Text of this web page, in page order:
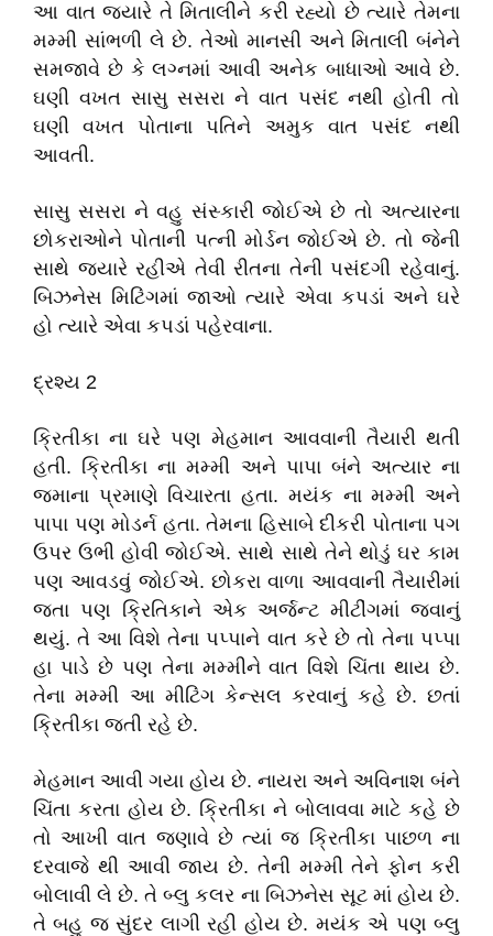
આ વાત જ્યારે તે મિતાલીને કરી રહ્યો છે ત્યારે તેમના
મમ્મી સાંભળી લે છે. તેઓ માનસી અને મિતાલી બંનેને
સમજાવે છે કે લગ્નમાં આવી અનેક બાધાઓ આવે છે.
ઘણી વખત સાસુ સસરા ને વાત પસંદ નથી હોતી તો
ઘણી વખત પોતાના પતિને અમુક વાત પસંદ નથી
આવતી.
સાસુ સસરા ને વહુ સંસ્કારી જોઈએ છે તો અત્યારના
છોકરાઓને પોતાની પત્ની મોર્ડન જોઈએ છે. તો જેની
સાથે જ્યારે રહીએ તેવી રીતના તેની પસંદગી રહેવાનું.
બિઝનેસ મિટિંગમાં જાઓ ત્યારે એવા કપડાં અને ઘરે
હો ત્યારે એવા કપડાં પહેરવાના.
દ્રશ્ય 2
ક્રિતીકા ના ઘરે પણ મેહમાન આવવાની તૈયારી થતી
હતી. ક્રિતીકા ના મમ્મી અને પાપા બંને અત્યાર ના
જમાના પ્રમાણે વિચારતા હતા. મયંક ના મમ્મી અને
પાપા પણ મોડર્ન હતા. તેમના હિસાબે દીકરી પોતાના પગ
ઉપર ઉભી હોવી જોઈએ. સાથે સાથે તેને થોડું ઘર કામ
પણ આવડવું જોઈએ. છોકરા વાળા આવવાની તૈયારીમાં
જતા પણ ક્રિતિકાને એક અર્જન્ટ મીટીંગમાં જવાનું
થયું. તે આ વિશે તેના પપ્પાને વાત કરે છે તો તેના પપ્પા
હા પાડે છે પણ તેના મમ્મીને વાત વિશે ચિંતા થાય છે.
તેના મમ્મી આ મીટિંગ કેન્સલ કરવાનું કહે છે. છતાં
ક્રિતીકા જતી રહે છે.
મેહમાન આવી ગયા હોય છે. નાયરા અને અવિનાશ બંને
ચિંતા કરતા હોય છે. ક્રિતીકા ને બોલાવવા માટે કહે છે
તો આખી વાત જણાવે છે ત્યાં જ ક્રિતીકા પાછળ ના
દરવાજે થી આવી જાય છે. તેની મમ્મી તેને ફોન કરી
બોલાવી લે છે. તે બ્લુ કલર ના બિઝનેસ સૂટ માં હોય છે.
તે બહુ જ સુંદર લાગી રહી હોય છે. મયંક એ પણ બ્લુ